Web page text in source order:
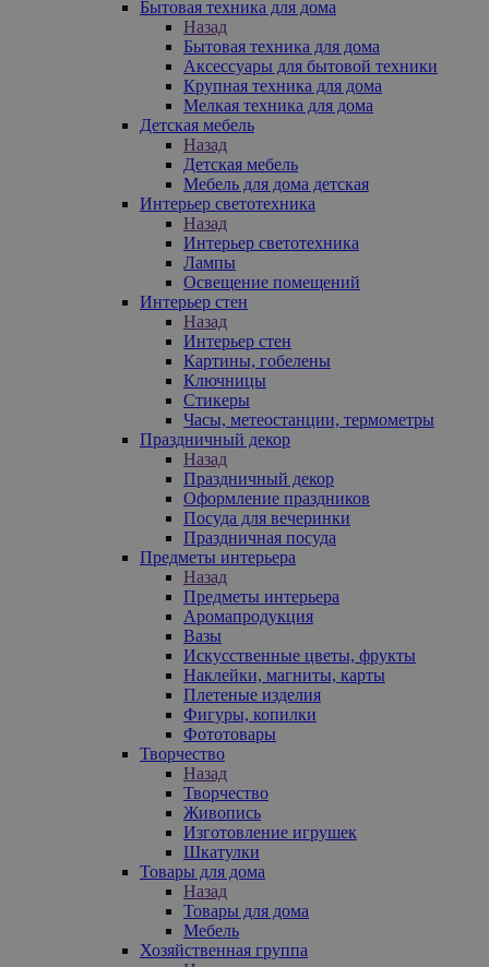
Бытовая техника для дома
Назад
Бытовая техника для дома
Аксессуары для бытовой техники
Крупная техника для дома
Мелкая техника для дома
Детская мебель
Назад
Детская мебель
Мебель для дома детская
Интерьер светотехника
Назад
Интерьер светотехника
Лампы
Освещение помещений
Интерьер стен
Назад
Интерьер стен
Картины, гобелены
Ключницы
Стикеры
Часы, метеостанции, термометры
Праздничный декор
Назад
Праздничный декор
Оформление праздников
Посуда для вечеринки
Праздничная посуда
Предметы интерьера
Назад
Предметы интерьера
Аромапродукция
Вазы
Искусственные цветы, фрукты
Наклейки, магниты, карты
Плетеные изделия
Фигуры, копилки
Фототовары
Творчество
Назад
Творчество
Живопись
Изготовление игрушек
Шкатулки
Товары для дома
Назад
Товары для дома
Мебель
Хозяйственная группа